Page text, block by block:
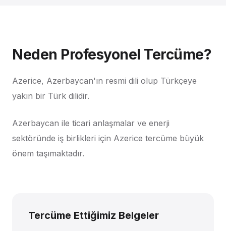
Neden Profesyonel Tercüme?
Azerice, Azerbaycan'ın resmi dili olup Türkçeye
yakın bir Türk dilidir.
Azerbaycan ile ticari anlaşmalar ve enerji
sektöründe iş birlikleri için Azerice tercüme büyük
önem taşımaktadır.
Tercüme Ettiğimiz Belgeler